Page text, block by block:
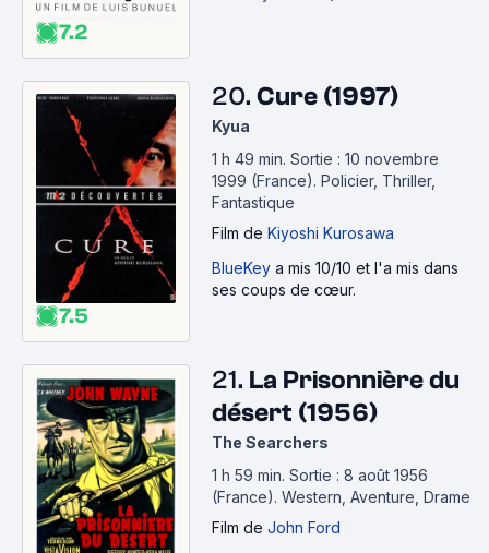
7.2
7.5
20. Cure (1997)
Kyua
1 h 49 min. Sortie : 10 novembre
1999 (France). Policier, Thriller,
Fantastique
Film de Kiyoshi Kurosawa
BlueKey a mis 10/10 et l'a mis dans
ses coups de cœur.
21. La Prisonnière du
désert (1956)
The Searchers
1 h 59 min. Sortie : 8 août 1956
(France). Western, Aventure, Drame
Film de John Ford